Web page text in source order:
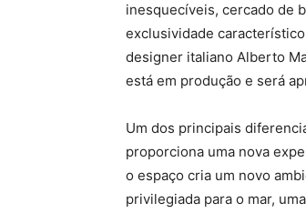
inesquecíveis, cercado de
exclusividade
designer italiano Alberto
está em produção e será
Um dos principais
proporciona uma nova
o espaço cria um novo
privilegiada para o mar,